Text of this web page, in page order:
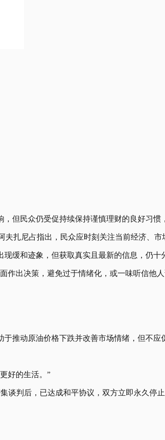
，但民众仍受促持续保持谨慎理财的良好习惯
夫扎尼占指出，民众应时刻关注当前经济、
缓和迹象，但获取真实且最新的信息，仍十
作出决策，避免过于情绪化，或一味听信他
推动原油价格下跌并改善市场情绪，但不应
好的生活。”
谈判后，已达成和平协议，双方立即永久停